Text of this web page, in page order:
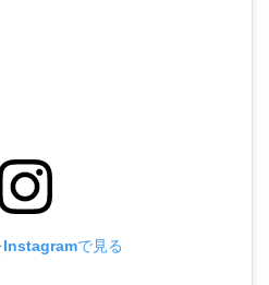
Instagramで見る